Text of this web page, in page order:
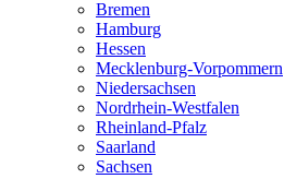
Bremen
Hamburg
Hessen
Mecklenburg-Vorpommern
Niedersachsen
Nordrhein-Westfalen
Rheinland-Pfalz
Saarland
Sachsen